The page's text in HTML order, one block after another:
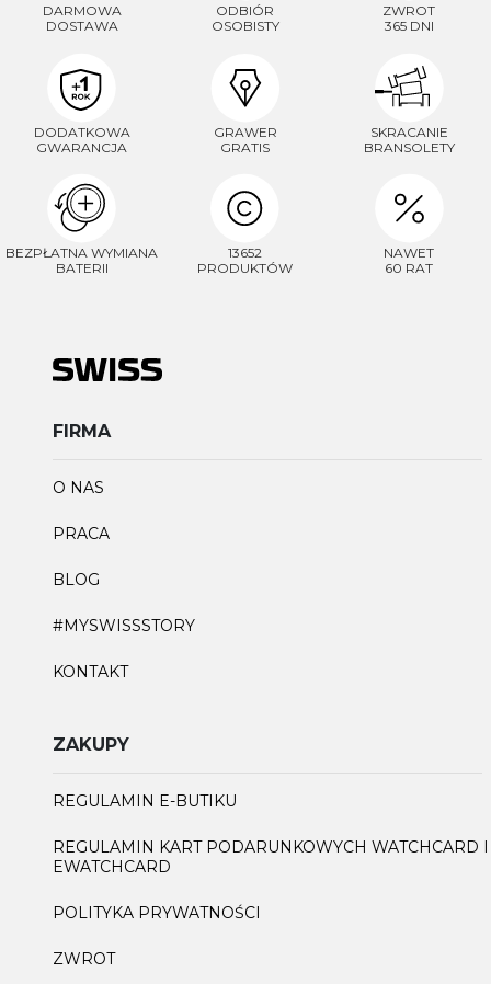
DARMOWA
DOSTAWA
ODBIÓR
OSOBISTY
ZWROT
365 DNI
DODATKOWA
GWARANCJA
GRAWER
GRATIS
SKRACANIE
BRANSOLETY
BEZPŁATNA WYMIANA
BATERII
13652
PRODUKTÓW
NAWET
60 RAT
FIRMA
O NAS
PRACA
BLOG
#MYSWISSSTORY
KONTAKT
ZAKUPY
REGULAMIN E-BUTIKU
REGULAMIN KART PODARUNKOWYCH WATCHCARD I
EWATCHCARD
POLITYKA PRYWATNOŚCI
ZWROT